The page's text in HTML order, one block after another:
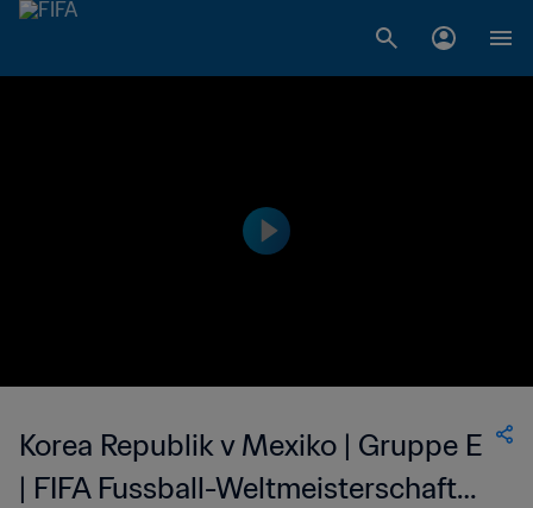
Korea Republik v Mexiko | Gruppe E
| FIFA Fussball-Weltmeisterschaft